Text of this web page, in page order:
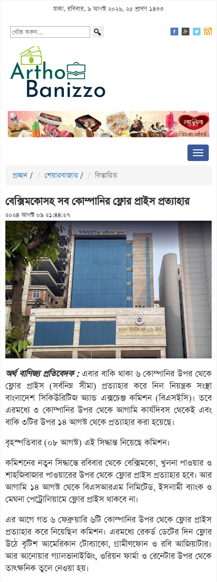
ঢাকা, রবিবার, ৯ আগস্ট ২০২৬, ২৫ শ্রাবণ ১৪৩৩
প্রচ্ছদ / শেয়ারবাজার / বিস্তারিত
বেক্সিমকোসহ সব কোম্পানির ফ্লোর প্রাইস প্রত্যাহার
২০২৪ আগস্ট ০৯ ২১:৪৪:২৭
অর্থ বাণিজ্য প্রতিবেদক : এবার বাকি থাকা ৬ কোম্পানির উপর থেকে
ফ্লোর প্রাইস (সর্বনিম্ন সীমা) প্রত্যাহার করে নিল নিয়ন্ত্রক সংস্থা
বাংলাদেশ সিকিউরিটিজ অ্যান্ড এক্সচেঞ্জ কমিশন (বিএসইসি)। তবে
এরমধ্যে ৩ কোম্পানির উপর থেকে আগামি কার্যদিবস থেকেই এবং
বাকি ৩টির উপর ১৪ আগস্ট থেকে প্রত্যাহার করা হয়েছে।
বৃহস্পতিবার (০৮ আগস্ট) এই সিদ্ধান্ত নিয়েছে কমিশন।
কমিশনের নতুন সিদ্ধান্তে রবিবার থেকে বেক্সিমকো, খুলনা পাওয়ার ও
শাহজিবাজার পাওয়ারের উপর থেকে ফ্লোর প্রাইস প্রত্যাহার হবে। আর
আগামি ১৪ আগস্ট থেকে বিএসআরএম লিমিটেড, ইসলামী ব্যাংক ও
মেঘনা পেট্রোলিয়ামে ফ্লোর প্রাইস থাকবে না।
এর আগে গত ৬ ফেব্রুয়ারি ৬টি কোম্পানির উপর থেকে ফ্লোর প্রাইস
প্রত্যাহার করে নিয়েছিল কমিশন। এরমধ্যে রেকর্ড ডেটের দিন ফ্লোর
উঠে বৃটিশ আমেরিকান টোব্যাকো, গ্রামীণফোন ও রবি আজিয়াটার।
আর আনোয়ার গ্যালভানাইজিং, ওরিয়ন ফার্মা ও রেনেটার উপর থেকে
তাৎক্ষনিক তুলে নেওয়া হয়।